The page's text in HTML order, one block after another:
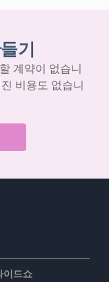
기
계약이 없습니
비용도 없습니
이드쇼